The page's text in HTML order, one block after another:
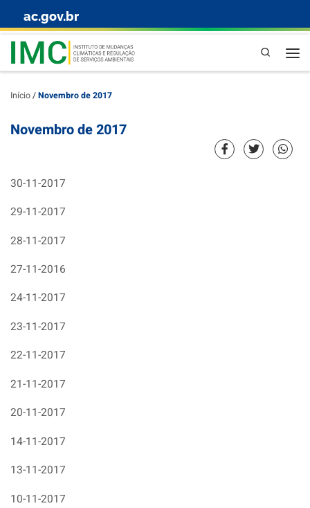
Skip to content
ac.gov.br
Pesquisa
Início/Novembro de 2017
Novembro de 2017
30-11-2017
29-11-2017
28-11-2017
27-11-2016
24-11-2017
23-11-2017
22-11-2017
21-11-2017
20-11-2017
14-11-2017
13-11-2017
10-11-2017